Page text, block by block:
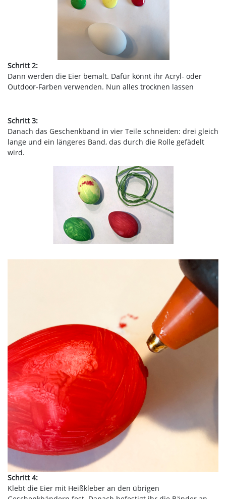
Schritt 2:
Dann werden die Eier bemalt. Dafür könnt ihr Acryl- oder
Outdoor-Farben verwenden. Nun alles trocknen lassen
Schritt 3:
Danach das Geschenkband in vier Teile schneiden: drei gleich
lange und ein längeres Band, das durch die Rolle gefädelt
wird.
Schritt 4:
Klebt die Eier mit Heißkleber an den übrigen